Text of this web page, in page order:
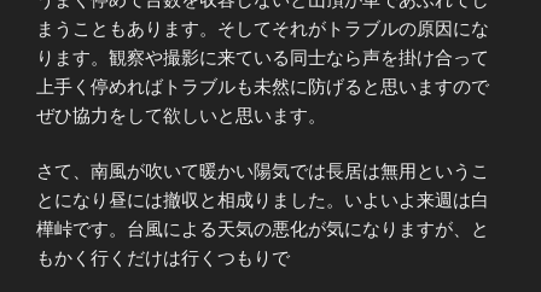
まうこともあります。そしてそれがトラブルの原因にな
ります。観察や撮影に来ている同士なら声を掛け合って
上手く停めればトラブルも未然に防げると思いますので
ぜひ協力をして欲しいと思います。
さて、南風が吹いて暖かい陽気では長居は無用というこ
とになり昼には撤収と相成りました。いよいよ来週は白
樺峠です。台風による天気の悪化が気になりますが、と
もかく行くだけは行くつもりで